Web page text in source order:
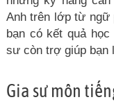
Anh trên lớp từ ngữ
bạn có kết quả
sư còn trợ giúp bạn
Gia sư môn